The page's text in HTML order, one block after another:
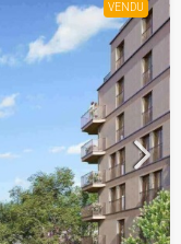
VENDU